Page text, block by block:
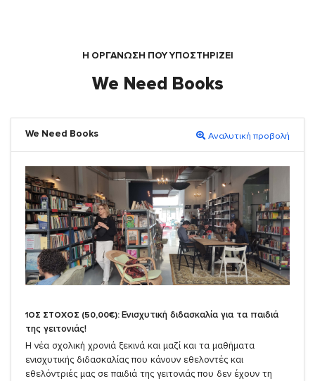
Η ΟΡΓΆΝΩΣΗ ΠΟΥ ΥΠΟΣΤΗΡΙΖΕΙ
We Need Books
We Need Books Αναλυτική προβολή
1ΟΣ ΣΤΟΧΟΣ (50,00€): Ενισχυτική διδασκαλία για τα παιδιά
της γειτονιάς!
Η νέα σχολική χρονιά ξεκινά και μαζί και τα μαθήματα
ενισχυτικής διδασκαλίας που κάνουν εθελοντές και
εθελόντριές μας σε παιδιά της γειτονιάς που δεν έχουν τη